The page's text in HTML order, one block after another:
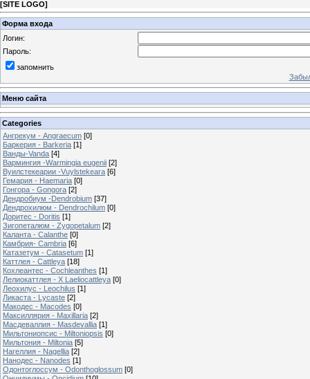
[SITE LOGO]
Форма входа
Логин:
Пароль:
запомнить
Меню сайта
Categories
Ангрекум - Angraecum [0]
Баркерия - Barkeria [1]
Ванды-Vanda [4]
Вармингия -Warmingia eugenii [2]
Вуилстекеарии -Vuylstekeara [6]
Гемария - Haemaria [0]
Гонгора - Gongora [2]
Дендробиум -Dendrobium [37]
Дендрохилюм - Dendrochilum [0]
Доритес - Doritis [1]
Зигопеталюм - Zygopetalum [2]
Каланта - Calanthe [0]
Камбрия- Cambria [6]
Катазетум - Catasetum [1]
Каттлея - Cattleya [18]
Кохлеантес - Cochleanthes [1]
Лелиокаттлея - X Laeliocattleya [0]
Леохилус - Leochilus [1]
Ликаста - Lycaste [2]
Макодес - Macodes [0]
Максиллярия - Maxillaria [2]
Масдеваллия - Masdevallia [1]
Мильтониопсис - Miltoniopsis [0]
Мильтония - Miltonia [5]
Нагеллия - Nagellia [2]
Нанодес - Nanodes [1]
Одонтоглоссум - Odonthoglossum [0]